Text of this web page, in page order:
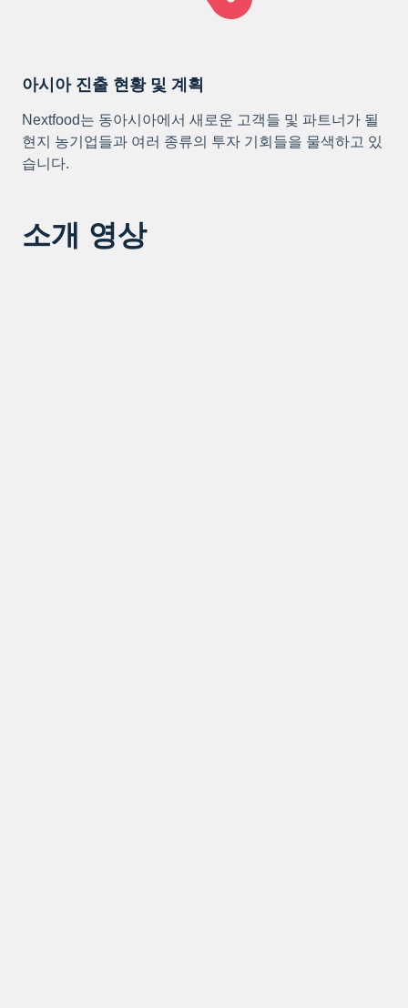
아시아 진출 현황 및 계획
Nextfood는 동아시아에서 새로운 고객들 및 파트너가 될
현지 농기업들과 여러 종류의 투자 기회들을 물색하고 있
습니다.
소개 영상